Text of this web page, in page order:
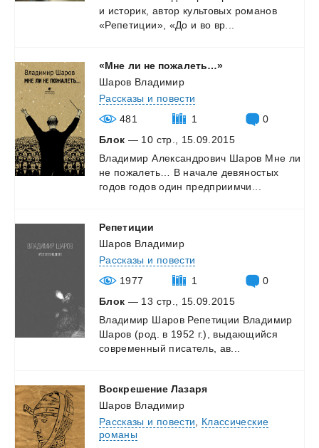
и историк, автор культовых романов
«Репетиции», «До и во вр...
«Мне ли не пожалеть…»
Шаров Владимир
Рассказы и повести
481
1
0
Блок — 10 стр., 15.09.2015
Владимир Александрович Шаров Мне ли
не пожалеть… В начале девяностых
годов годов один предприимчи...
Репетиции
Шаров Владимир
Рассказы и повести
1977
1
0
Блок — 13 стр., 15.09.2015
Владимир Шаров Репетиции Владимир
Шаров (род. в 1952 г.),
выдающийся
современный писатель, ав...
Воскрешение Лазаря
Шаров Владимир
Рассказы и повести
Классические
романы